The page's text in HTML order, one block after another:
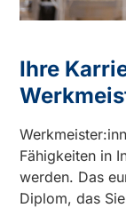
Ihre
Fähigkeiten in
werden. Das
Diplom, das